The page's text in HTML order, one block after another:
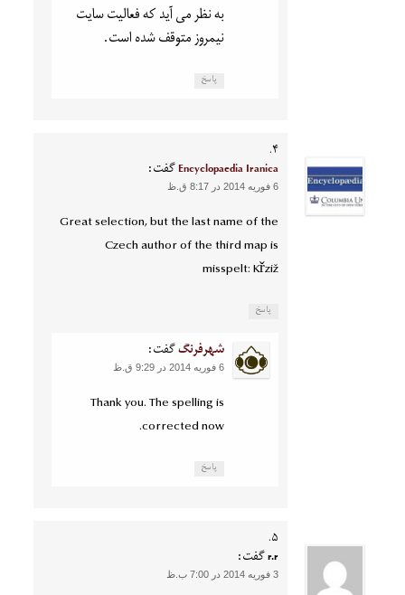
به نظر می آید که فعالیت سایت
نیمروز متوقف شده است.
پاسخ
Encyclopaedia Iranicaگفت:
6 فوریه 2014 در 8:17 ق.ظ
Great selection, but the last name of the
Czech author of the third map is
misspelt: Křziž
پاسخ
شهرفرنگگفت:
6 فوریه 2014 در 9:29 ق.ظ
Thank you. The spelling is
corrected now.
پاسخ
r.rگفت:
3 فوریه 2014 در 7:00 ب.ظ